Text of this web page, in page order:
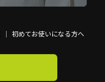
初めてお使いになる方へ